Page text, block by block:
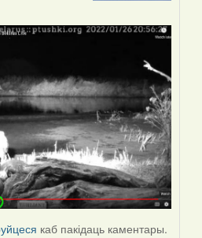
каб пакідаць каментары.